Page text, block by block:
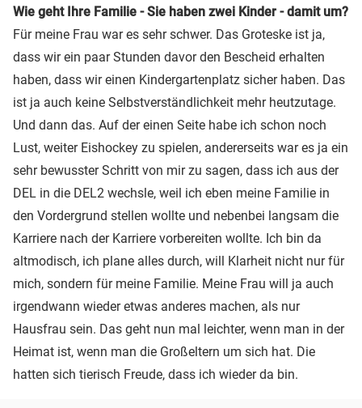
Wie geht Ihre Familie - Sie haben zwei Kinder - damit um?
Für meine Frau war es sehr schwer. Das Groteske ist ja,
dass wir ein paar Stunden davor den Bescheid erhalten
haben, dass wir einen Kindergartenplatz sicher haben. Das
ist ja auch keine Selbstverständlichkeit mehr heutzutage.
Und dann das. Auf der einen Seite habe ich schon noch
Lust, weiter Eishockey zu spielen, andererseits war es ja ein
sehr bewusster Schritt von mir zu sagen, dass ich aus der
DEL in die DEL2 wechsle, weil ich eben meine Familie in
den Vordergrund stellen wollte und nebenbei langsam die
Karriere nach der Karriere vorbereiten wollte. Ich bin da
altmodisch, ich plane alles durch, will Klarheit nicht nur für
mich, sondern für meine Familie. Meine Frau will ja auch
irgendwann wieder etwas anderes machen, als nur
Hausfrau sein. Das geht nun mal leichter, wenn man in der
Heimat ist, wenn man die Großeltern um sich hat. Die
hatten sich tierisch Freude, dass ich wieder da bin.